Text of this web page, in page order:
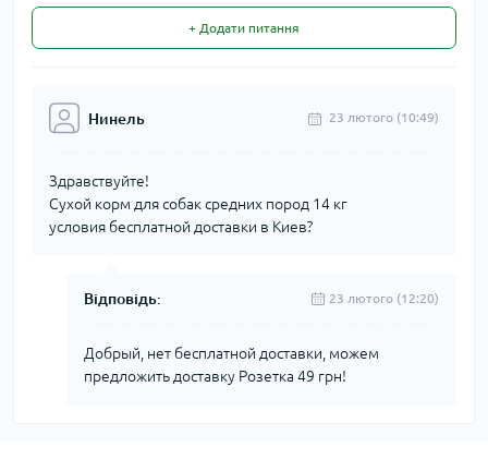
+ Додати питання
Нинель 23 лютого (10:49)
Здравствуйте!
Сухой корм для собак средних пород 14 кг
условия бесплатной доставки в Киев?
Відповідь: 23 лютого (12:20)
Добрый, нет бесплатной доставки, можем
предложить доставку Розетка 49 грн!